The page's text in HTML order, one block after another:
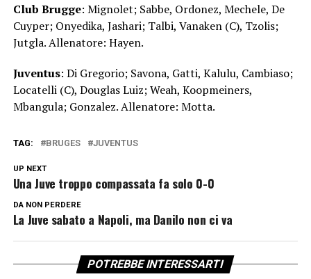
Club Brugge: Mignolet; Sabbe, Ordonez, Mechele, De
Cuyper; Onyedika, Jashari; Talbi, Vanaken (C), Tzolis;
Jutgla. Allenatore: Hayen.
Juventus: Di Gregorio; Savona, Gatti, Kalulu, Cambiaso;
Locatelli (C), Douglas Luiz; Weah, Koopmeiners,
Mbangula; Gonzalez. Allenatore: Motta.
TAG: BRUGES JUVENTUS
UP NEXT
Una Juve troppo compassata fa solo 0-0
DA NON PERDERE
La Juve sabato a Napoli, ma Danilo non ci va
POTREBBE INTERESSARTI